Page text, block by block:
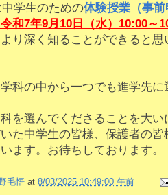
中学生のための体験授業（事
和7年9月10日（水）10:00～
り深く知ることができると
科の中から一つでも進学先
を選んでくださることを大
た中学生の皆様、保護者の
ます。お待ちしております。
毛悟 at 8/03/2025 10:49:00 午前